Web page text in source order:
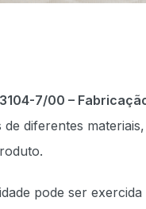
3104-7/00 –
de diferentes
pode ser exercida